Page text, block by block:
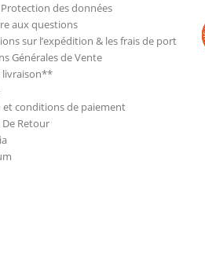
des données
aux questions
sur l’expédition & les frais de port
Générales de Vente
livraison**
et conditions de paiement
Retour